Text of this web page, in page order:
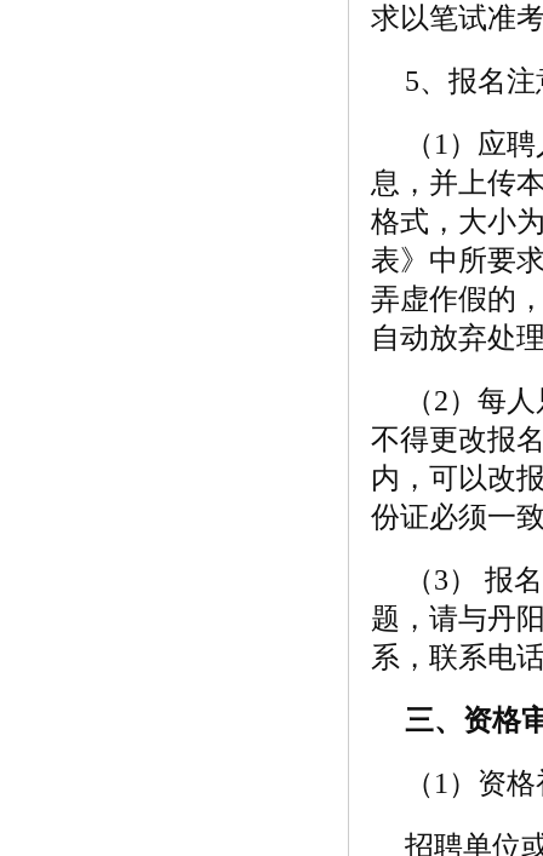
求以笔试准
5、报名
（1）应
息，并上传
格式，大小
表》中所要
弄虚作假的
自动放弃处
（2）每
不得更改报
内，可以改
份证必须一
（3） 报
题，请与丹
系，联系电
三、资格
（1）资
招聘单位